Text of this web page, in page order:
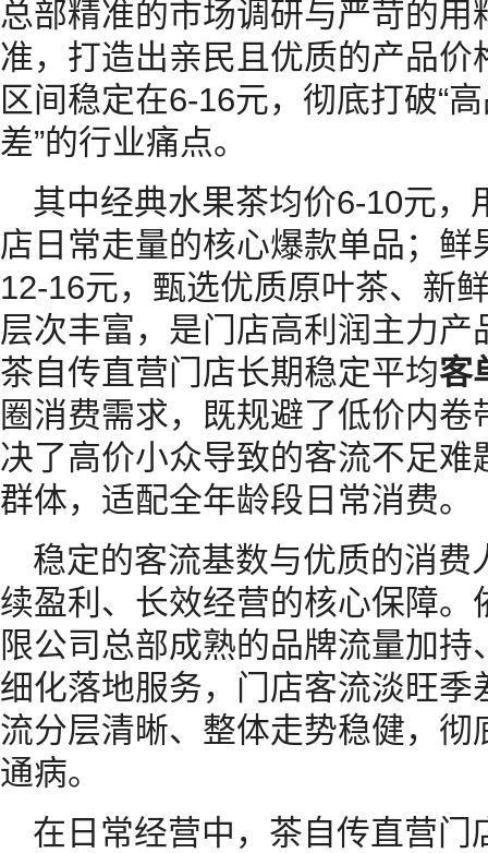
总部精准的市场调研与严苛的
准，打造出亲民且优质的产品
区间稳定在6-16元，彻底打破“
差”的行业痛点。
其中经典水果茶均价6-10元
店日常走量的核心爆款单品；
12-16元，甄选优质原叶茶、新
层次丰富，是门店高利润主力
茶自传直营门店长期稳定平均客
圈消费需求，既规避了低价内
决了高价小众导致的客流不足
群体，适配全年龄段日常消费。
稳定的客流基数与优质的消
续盈利、长效经营的核心保障
限公司总部成熟的品牌流量加
细化落地服务，门店客流淡旺
流分层清晰、整体走势稳健，
通病。
在日常经营中，茶自传直营